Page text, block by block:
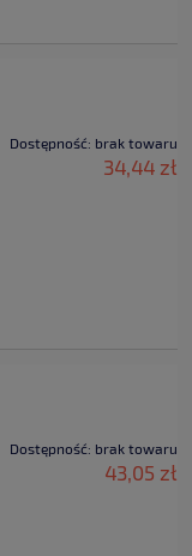
Dostępność: brak towaru
34,44 zł
Dostępność: brak towaru
43,05 zł